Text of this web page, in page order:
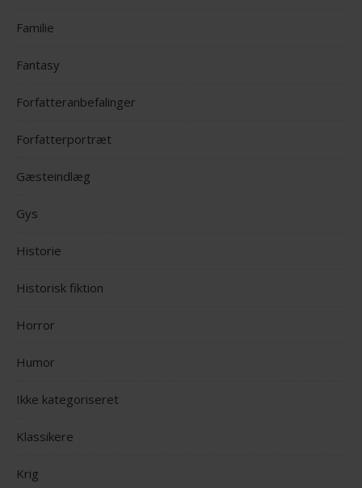
Familie
Fantasy
Forfatteranbefalinger
Forfatterportræt
Gæsteindlæg
Gys
Historie
Historisk fiktion
Horror
Humor
Ikke kategoriseret
Klassikere
Krig